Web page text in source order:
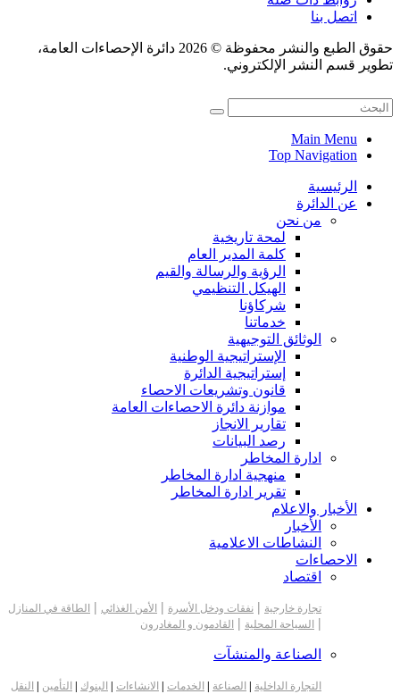
اتصل بنا
حقوق الطبع والنشر محفوظة © 2026 دائرة الإحصاءات العامة،
تطوير قسم النشر الإلكتروني.
Main Menu
Top Navigation
الرئيسية
عن الدائرة
من نحن
لمحة تاريخية
كلمة المدير العام
الرؤية والرسالة والقيم
الهيكل التنظيمي
شركاؤنا
خدماتنا
الوثائق التوجيهية
الإستراتيجية الوطنية
إستراتيجية الدائرة
قانون وتشريعات الاحصاء
موازنة دائرة الاحصاءات العامة
تقارير الانجاز
رصد البيانات
ادارة المخاطر
منهجية ادارة المخاطر
تقرير ادارة المخاطر
الأخبار والاعلام
الأخبار
النشاطات الاعلامية
الاحصاءات
اقتصاد
تجارة خارجية | نفقات ودخل الأسرة | الأمن الغذائي | الطاقة في المنازل
| السياحة المحلية | القادمون و المغادرون
الصناعة والمنشآت
التجارة الداخلية | الصناعة | الخدمات | الانشاءات | البنوك | التأمين | النقل